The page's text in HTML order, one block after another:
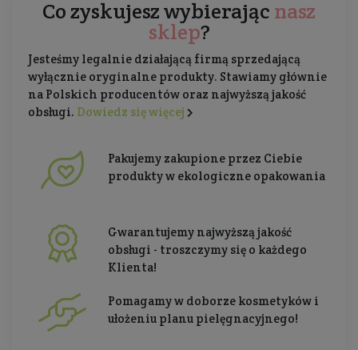
Co zyskujesz wybierając nasz
sklep?
Jesteśmy legalnie działającą firmą sprzedającą
wyłącznie oryginalne produkty. Stawiamy głównie
na Polskich producentów oraz najwyższą jakość
obsługi. Dowiedz się więcej
Pakujemy zakupione przez Ciebie
produkty w ekologiczne opakowania
Gwarantujemy najwyższą jakość
obsługi - troszczymy się o każdego
Klienta!
Pomagamy w doborze kosmetyków i
ułożeniu planu pielęgnacyjnego!